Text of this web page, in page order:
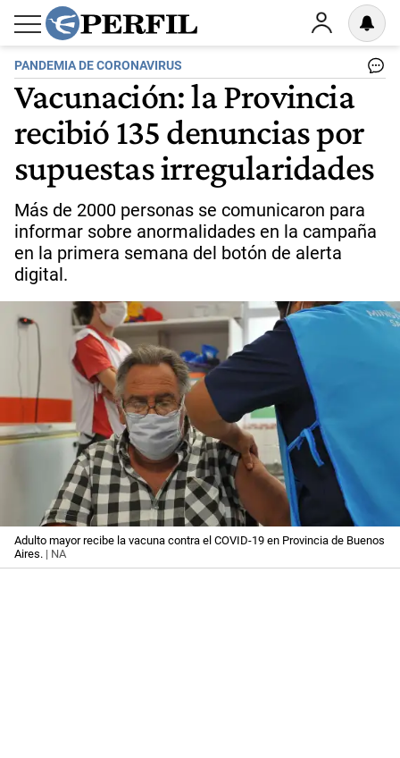
PANDEMIA DE CORONAVIRUS
Vacunación: la Provincia
recibió 135 denuncias por
supuestas irregularidades
Más de 2000 personas se comunicaron para
informar sobre anormalidades en la campaña
en la primera semana del botón de alerta
digital.
Adulto mayor recibe la vacuna contra el COVID-19 en Provincia de Buenos
Aires. | NA